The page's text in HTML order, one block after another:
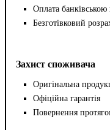
Оплата банківською
Безготівковий
Захист споживача
Оригінальна
Офіційна гарантія
Повернення